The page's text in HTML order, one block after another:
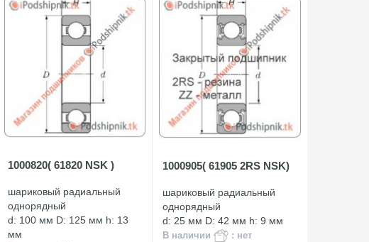
1000820( 61820 NSK )
шариковый радиальный
однорядный
d: 100 мм D: 125 мм h: 13
мм
1000905( 61905 2RS NSK)
шариковый радиальный
однорядный
d: 25 мм D: 42 мм h: 9 мм
В наличии : нет